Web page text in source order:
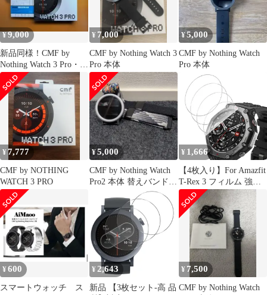
¥9,000
新品同様！CMF by
Nothing Watch 3 Pro・ダ
ークグレー
¥ 7,000
CMF by Nothing Watch 3
Pro 本体
¥5,000
CMF by Nothing Watch
Pro 本体
¥ 7,777
CMF by NOTHING
WATCH 3 PRO
¥5,000
CMF by Nothing Watch
Pro2 本体 替えバンド付
¥ 1,666
【4枚入り】For Amazfit
T-Rex 3 フィルム 強化
ガラス 高透過率 高タッ
チ感 Greerass 保護フィ
ルム 旭硝子素材 飛散防
止 衝撃吸収 撥水撥油
指紋防止 自動吸着 気泡
レス 貼り付け簡単
Amazfit T-Rex 3 対応
¥600
スマートウォッチ ス
¥ 2,643
新品 【3枚セット-高 品
¥ 7,500
CMF by Nothing Watch